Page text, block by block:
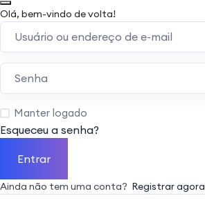
Olá, bem-vindo de volta!
Manter logado
Esqueceu a senha?
Entrar
Ainda não tem uma conta? Registrar agora